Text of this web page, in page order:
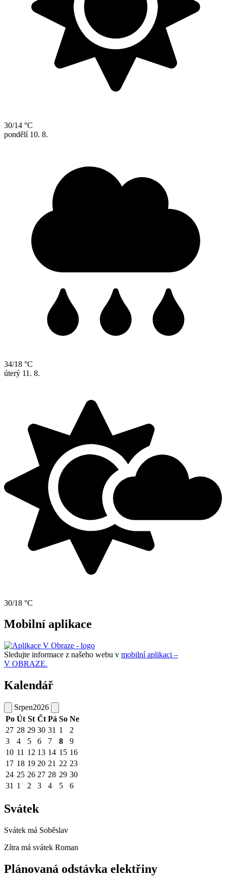
30/14 °C
pondělí 10. 8.
34/18 °C
úterý 11. 8.
30/18 °C
Mobilní aplikace
Sledujte informace z našeho webu v mobilní aplikaci –
V OBRAZE.
Kalendář
Srpen2026
Po Út St Čt Pá So Ne
27 28 29 30 31 1
2
3
4 5 6 7 8
9
10 11 12 13 14 15 16
17 18 19 20 21 22 23
24 25 26 27 28 29 30
31 1 2 3 4 5 6
Svátek
Svátek má Soběslav
Zítra má svátek Roman
Plánovaná odstávka elektřiny